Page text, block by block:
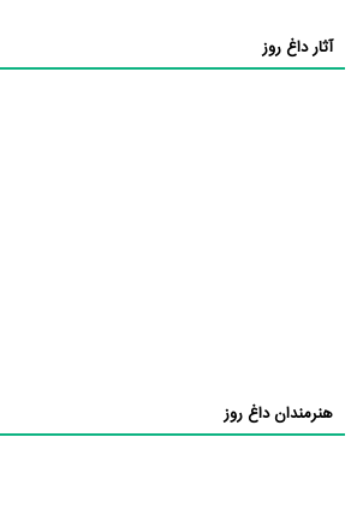
آثار داغ روز
هنرمندان داغ روز